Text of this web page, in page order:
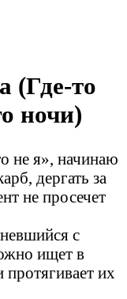
(Где-то
ночи)
не я», начинаю
дергать за
не просечет
с
ищет в
их